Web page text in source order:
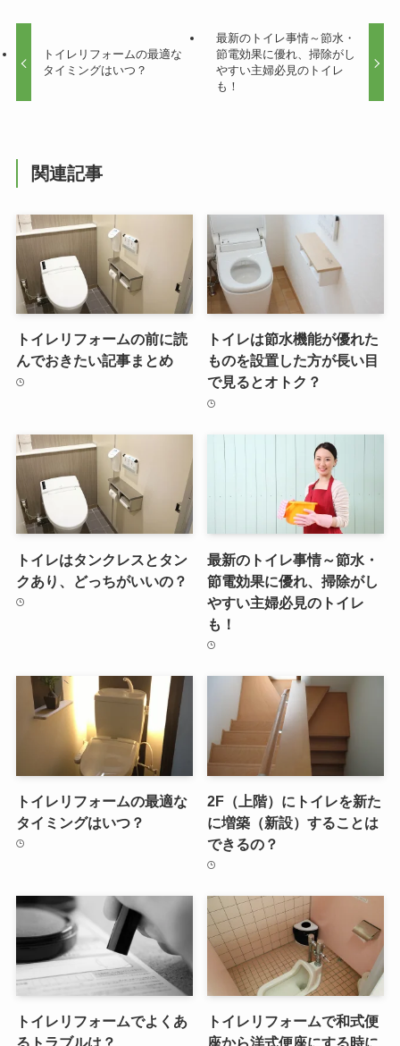
トイレリフォームの最適な
タイミングはいつ？
最新のトイレ事情～節水・
節電効果に優れ、掃除がし
やすい主婦必見のトイレ
も！
関連記事
トイレリフォームの前に読
んでおきたい記事まとめ
トイレは節水機能が優れた
ものを設置した方が長い目
で見るとオトク？
トイレはタンクレスとタン
クあり、どっちがいいの？
最新のトイレ事情～節水・
節電効果に優れ、掃除がし
やすい主婦必見のトイレ
も！
トイレリフォームの最適な
タイミングはいつ？
2F（上階）にトイレを新た
に増築（新設）することは
できるの？
トイレリフォームでよくあ
るトラブルは？
トイレリフォームで和式便
座から洋式便座にする時に